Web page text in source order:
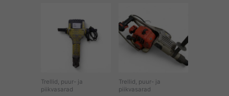
Trellid, puur- ja
piikvasarad
Trellid, puur- ja
piikvasarad